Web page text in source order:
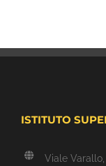
ISTITUTO
Viale Varallo,